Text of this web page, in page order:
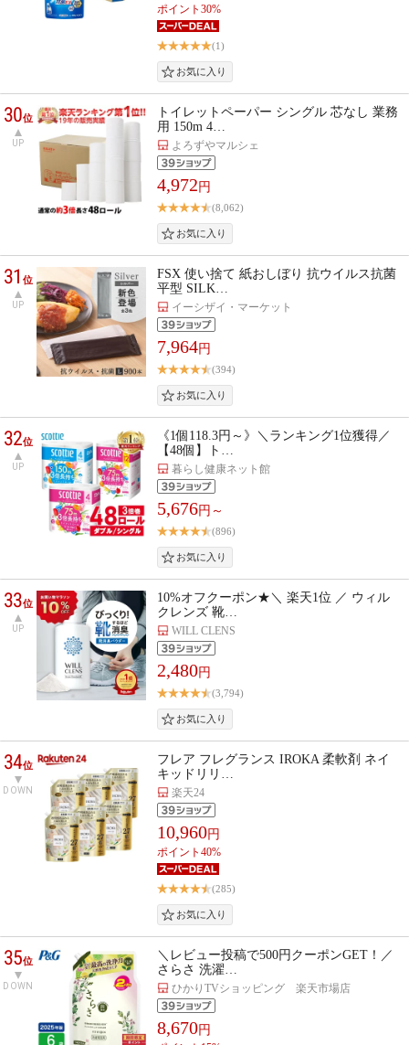
ポイント30%
(1)
30位
UP
トイレットペーパー シングル 芯なし 業務
用 150m 4…
よろずやマルシェ
4,972 円
(8,062)
31位
UP
FSX 使い捨て 紙おしぼり 抗ウイルス抗菌
平型 SILK…
イーシザイ・マーケット
7,964円
(394)
32位
UP
《1個118.3円～》＼ランキング1位獲得／
【48個】ト…
暮らし健康ネット館
5,676円～
(896)
33位
UP
10%オフクーポン★＼ 楽天1位 ／ ウィル
クレンズ 靴…
WILL CLENS
2,480円
(3,794)
34位
DOWN
フレア フレグランス IROKA 柔軟剤 ネイ
キッドリリ…
楽天24
10,960円
ポイント40%
(285)
35位
DOWN
＼レビュー投稿で500円クーポンGET！／
さらさ 洗濯…
ひかりTVショッピング 楽天市場店
8,670円